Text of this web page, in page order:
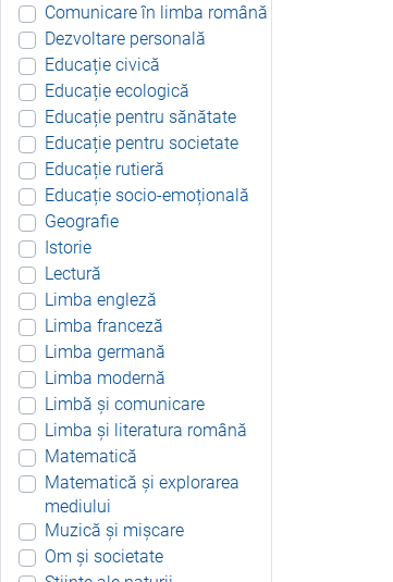
Comunicare în limba română
Dezvoltare personală
Educație civică
Educație ecologică
Educație pentru sănătate
Educație pentru societate
Educație rutieră
Educație socio-emoțională
Geografie
Istorie
Lectură
Limba engleză
Limba franceză
Limba germană
Limba modernă
Limbă și comunicare
Limba și literatura română
Matematică
Matematică și explorarea
mediului
Muzică și mișcare
Om și societate